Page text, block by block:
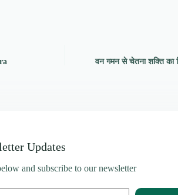
वन गमन से चेतना शक्ति का
Updates
and subscribe to our newsletter